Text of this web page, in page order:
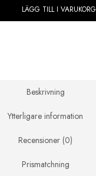
LÄGG TILL I VARUKORG
Beskrivning
Ytterligare information
Recensioner (0)
Prismatchning